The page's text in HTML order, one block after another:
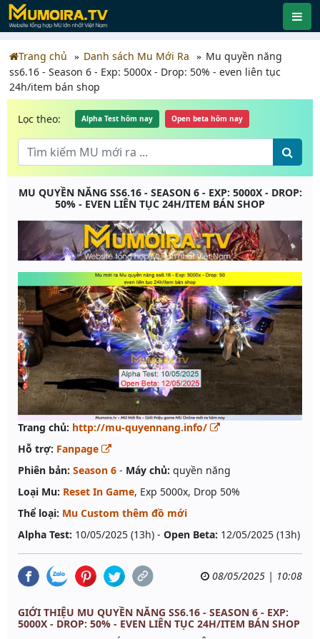
Trang chủ Danh sách Mu Mới Ra
Mu quyền năng
ss6.16 - Season 6 - Exp: 5000x - Drop: 50% - even liên tục
24h/item bán shop
Lọc theo: Alpha Test hôm nay Open beta hôm nay
MU QUYỀN NĂNG SS6.16 - SEASON 6 - EXP: 5000X - DROP:
50% - EVEN LIÊN TỤC 24H/ITEM BÁN SHOP
Trang chủ: http://mu-quyennang.info/
Hỗ trợ: Fanpage
Phiên bản: Season 6 - Máy chủ: quyền năng
Loại Mu: Reset In Game, Exp 5000x, Drop 50%
Thể loại: Mu Custom thêm đồ mới
Alpha Test: 10/05/2025 (13h) - Open Beta: 12/05/2025 (13h)
08/05/2025 | 10:08
GIỚI THIỆU MU QUYỀN NĂNG SS6.16 - SEASON 6 - EXP:
5000X - DROP: 50% - EVEN LIÊN TỤC 24H/ITEM BÁN SHOP